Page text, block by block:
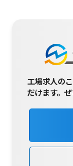
工場求人の
だけます。